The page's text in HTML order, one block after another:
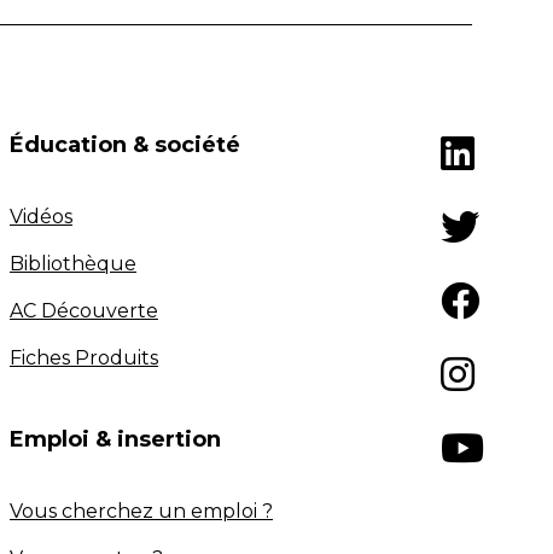
Éducation & société
Vidéos
Bibliothèque
AC Découverte
Fiches Produits
Emploi & insertion
Vous cherchez un emploi ?